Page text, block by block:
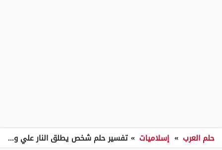
حلم العرب » إسلاميات » تفسير حلم شخص يطلق النار علي ولم يصبني لجميع المفسرين